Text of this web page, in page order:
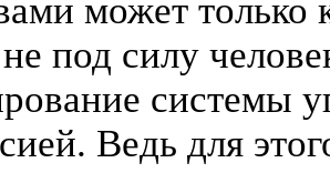
может
под силу
системы
Ведь для